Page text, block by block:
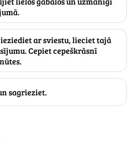
ar sviestu, lieciet tajā
Cepiet cepeškrāsnī
sagrieziet.